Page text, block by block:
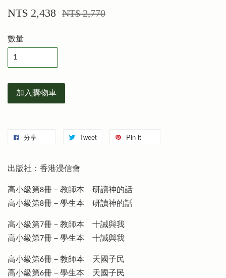
NT$ 2,438 NT$ 2,770
數量
加入購物車
分享 Tweet Pin it
出版社：香港浸信會
高小級第8冊－教師本 研讀神的話
高小級第8冊－學生本 研讀神的話
高小級第7冊－教師本 十誡與我
高小級第7冊－學生本 十誡與我
高小級第6冊－教師本 天國子民
高小級第6冊－學生本 天國子民